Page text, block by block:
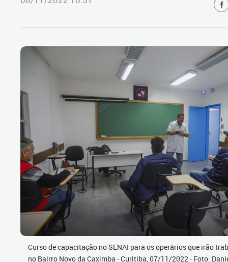
Curso de capacitação no SENAI para os operários que irão
no Bairro Novo da Caximba - Curitiba, 07/11/2022 - Foto: